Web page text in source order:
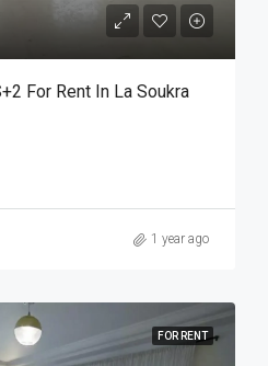
For Rent In La Soukra
1 year ago
FOR RENT